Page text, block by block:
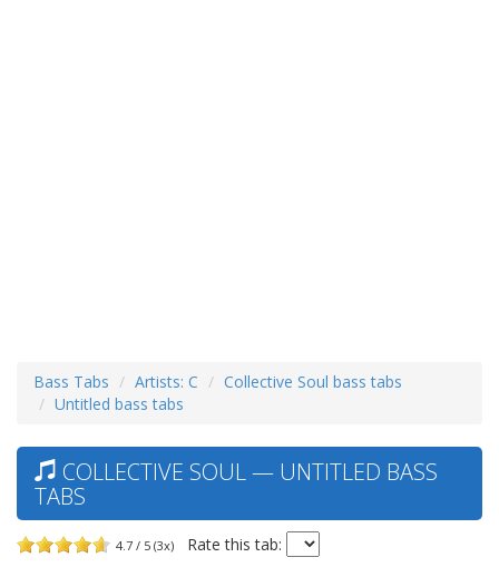
Bass Tabs Artists: C
Collective Soul bass tabs
Untitled bass tabs
COLLECTIVE SOUL — UNTITLED BASS
TABS
4.7 / 5 (3x) Rate this tab: